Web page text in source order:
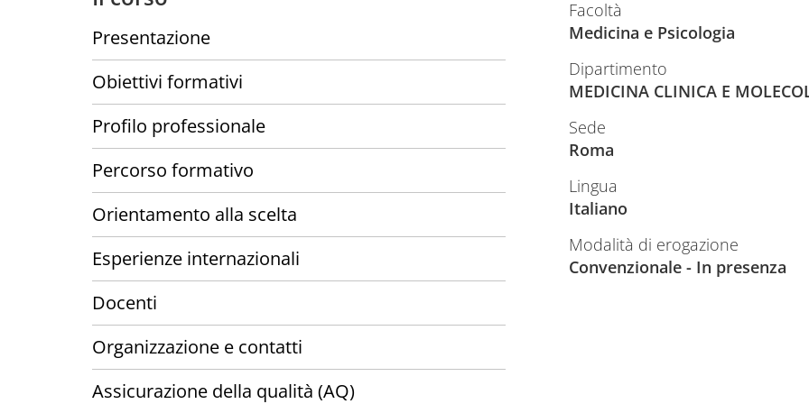
Presentazione
Obiettivi formativi
Profilo professionale
Percorso formativo
Orientamento alla scelta
Esperienze internazionali
Docenti
Organizzazione e contatti
Assicurazione della qualità (AQ)
Facoltà
Medicina e Psicologia
Dipartimento
MEDICINA CLINICA E
Sede
Roma
Lingua
Italiano
Modalità di erogazione
Convenzionale - In presenza